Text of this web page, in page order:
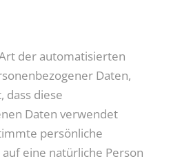
der automatisierten
Daten,
dass diese
Daten verwendet
persönliche
eine natürliche Person